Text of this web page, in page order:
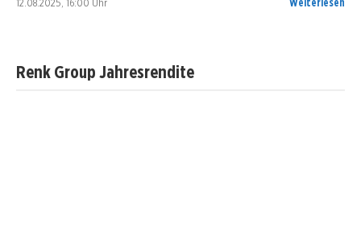
12.08.2025, 16:00 Uhr Weiterlesen
Renk Group Jahresrendite